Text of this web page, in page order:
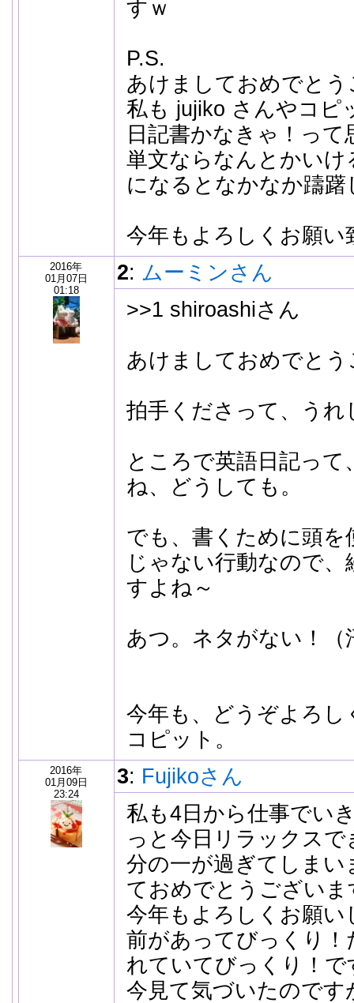
すｗ
P.S.
あけましておめでと
私も jujiko さんやコピ
日記書かなきゃ！って
単文ならなんとかいけ
になるとなかなか躊
今年もよろしくお願い
2016年
01月07日
01:18
2: ムーミンさん
>>1 shiroashiさん
あけましておめでと
拍手くださって、うれ
ところで英語日記っ
ね、どうしても。
でも、書くために頭を
じゃない行動なので
すよね～
あつ。ネタがない！（
今年も、どうぞよろ
コピット。
2016年
01月09日
23:24
3: Fujikoさん
私も4日から仕事でい
っと今日リラックス
分の一が過ぎてしま
ておめでとうございま
今年もよろしくお願
前があってびっくり
れていてびっくり！で
今見て気づいたので